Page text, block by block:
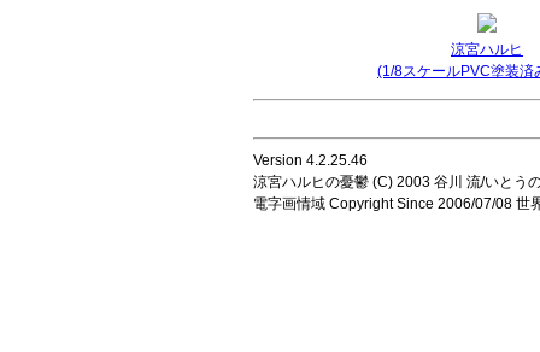
涼宮ハルヒ
(1/8スケールPVC塗装済
Version 4.2.25.46
涼宮ハルヒの憂鬱 (C) 2003 谷川 流/いとう
電字画情域 Copyright Since 2006/07/08 世